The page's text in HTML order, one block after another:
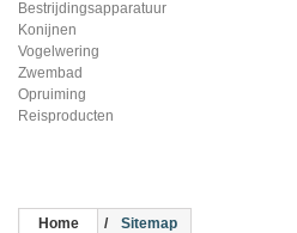
Bestrijdingsapparatuur
Konijnen
Vogelwering
Zwembad
Opruiming
Reisproducten
Home Sitemap